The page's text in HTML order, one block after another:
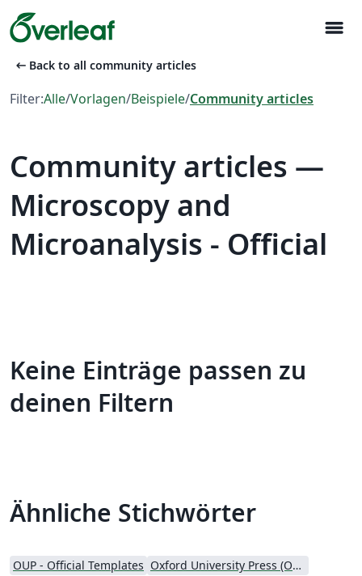
menu
arrow_left_alt Back to all community articles
Filter:Alle/Vorlagen/Beispiele/Community articles
Community articles —
Microscopy and
Microanalysis - Official
Keine Einträge passen zu
deinen Filtern
Ähnliche Stichwörter
OUP - Official Templates
Oxford University Press (OUP)